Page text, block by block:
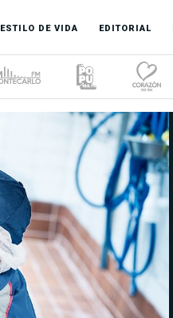
ESTILO DE VIDA EDITORIAL